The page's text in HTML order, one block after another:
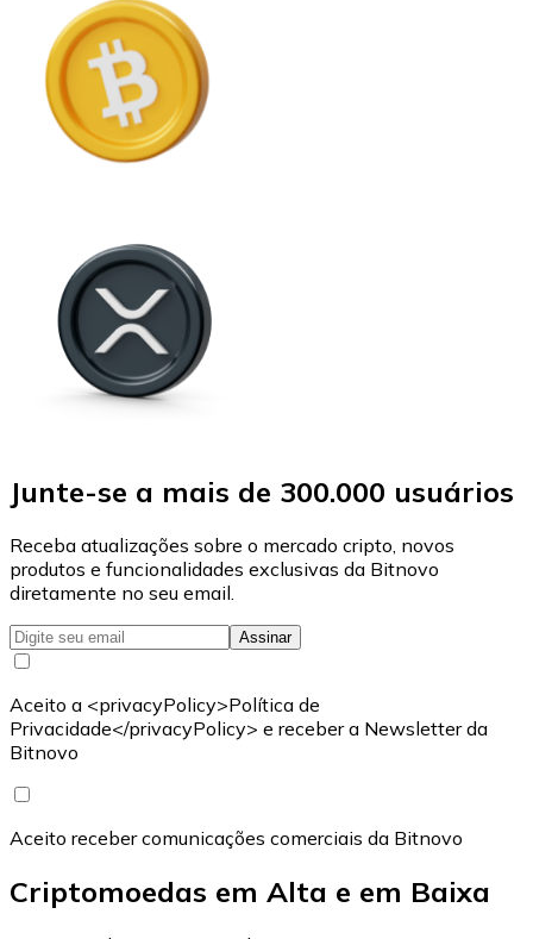
Junte-se a mais de 300.000 usuários
Receba atualizações sobre o mercado cripto, novos
produtos e funcionalidades exclusivas da Bitnovo
diretamente no seu email.
Assinar
Aceito a <privacyPolicy>Política de
Privacidade</privacyPolicy> e receber a Newsletter da
Bitnovo
Aceito receber comunicações comerciais da Bitnovo
Criptomoedas em Alta e em Baixa